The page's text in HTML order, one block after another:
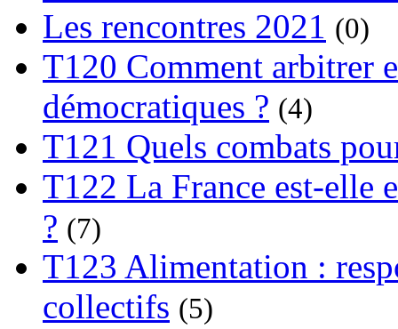
Les rencontres 2021 (0)
T120 Comment arbitrer
démocratiques ? (4)
T121 Quels combats
T122 La France est-elle
? (7)
T123 Alimentation :
collectifs (5)